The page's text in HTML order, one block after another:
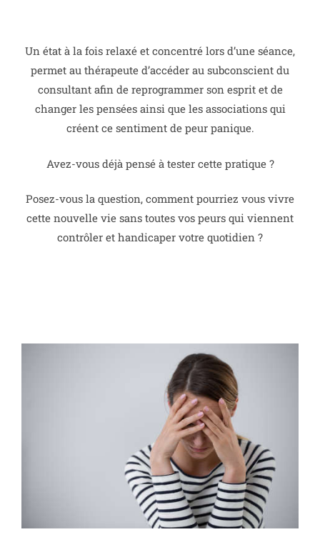
Un état à la fois relaxé et concentré lors d’une séance,
permet au thérapeute d’accéder au subconscient du
consultant afin de reprogrammer son esprit et de
changer les pensées ainsi que les associations qui
créent ce sentiment de peur panique.
Avez-vous déjà pensé à tester cette pratique ?
Posez-vous la question, comment pourriez vous vivre
cette nouvelle vie sans toutes vos peurs qui viennent
contrôler et handicaper votre quotidien ?